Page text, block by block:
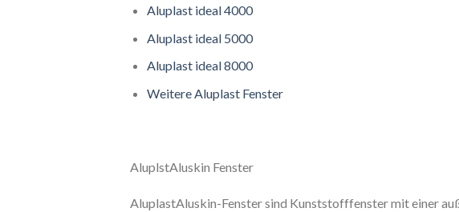
Aluplast ideal 4000
Aluplast ideal 5000
Aluplast ideal 8000
Weitere Aluplast Fenster
AluplstAluskin Fenster
AluplastAluskin-Fenster sind Kunststofffenster mit einer